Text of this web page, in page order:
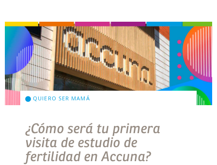
QUIERO SER MAMÁ
¿Cómo será tu primera
visita de estudio de
fertilidad en Accuna?